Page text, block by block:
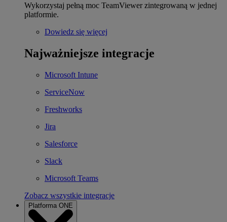
Wykorzystaj pełną moc TeamViewer zintegrowaną w jednej
platformie.
Dowiedz się więcej
Najważniejsze integracje
Microsoft Intune
ServiceNow
Freshworks
Jira
Salesforce
Slack
Microsoft Teams
Zobacz wszystkie integracje
Platforma ONE